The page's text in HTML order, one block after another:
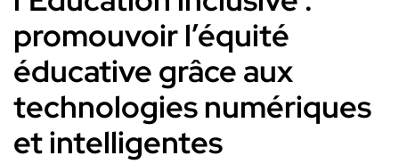
promouvoir l’équité
éducative grâce aux
technologies numériques
et intelligentes